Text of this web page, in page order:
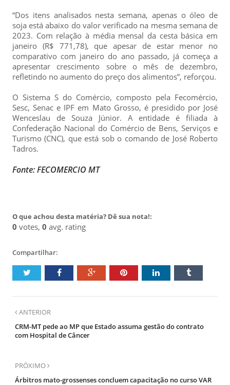
“Dos itens analisados nesta semana, apenas o óleo de
soja está abaixo do valor verificado na mesma semana de
2023. Com relação à média mensal da cesta básica em
janeiro (R$ 771,78), que apesar de estar menor no
comparativo com janeiro do ano passado, já começa a
apresentar crescimento sobre o mês de dezembro,
refletindo no aumento do preço dos alimentos”, reforçou.
O Sistema S do Comércio, composto pela Fecomércio,
Sesc, Senac e IPF em Mato Grosso, é presidido por José
Wenceslau de Souza Júnior. A entidade é filiada à
Confederação Nacional do Comércio de Bens, Serviços e
Turismo (CNC), que está sob o comando de José Roberto
Tadros.
Fonte: FECOMERCIO MT
O que achou desta matéria? Dê sua nota!:
0 votes, 0 avg. rating
Compartilhar:
ANTERIOR
CRM-MT pede ao MP que Estado assuma gestão do contrato
com Hospital de Câncer
PRÓXIMO
Árbitros mato-grossenses concluem capacitação no curso VAR